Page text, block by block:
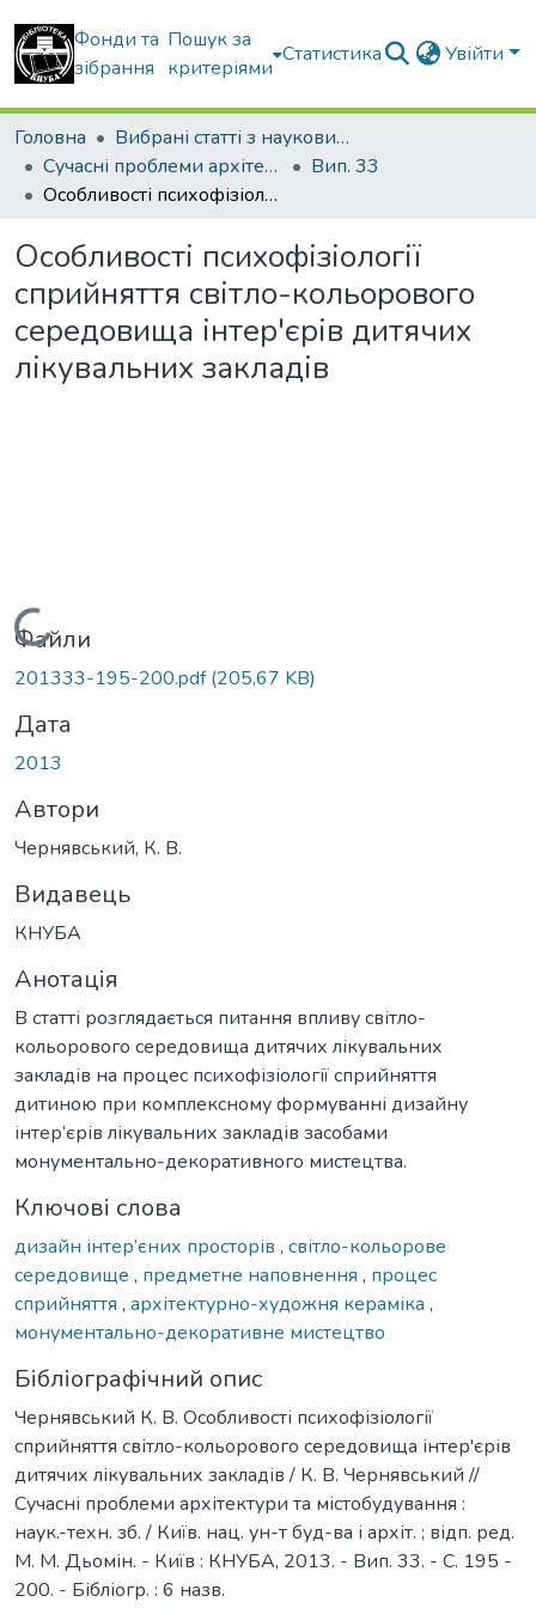
Фонди та
зібрання
Пошук за
критеріями
Статистика Увійти
Головна
Вибрані статті з наукових збірників КНУБА
Сучасні проблеми архітектури та містобудування
Вип. 33
Особливості психофізіології сприйняття світло-кольорового середовища інтер'єрів дитячих лікувальних закладів
Особливості психофізіології
сприйняття світло-кольорового
середовища інтер'єрів дитячих
лікувальних закладів
Вантажиться...
Файли
201333-195-200.pdf(205,67 KB)
Дата
2013
Автори
Чернявський, К. В.
Видавець
КНУБА
Анотація
В статті розглядається питання впливу світло-
кольорового середовища дитячих лікувальних
закладів на процес психофізіології сприйняття
дитиною при комплексному формуванні дизайну
інтер’єрів лікувальних закладів засобами
монументально-декоративного мистецтва.
Ключові слова
дизайн інтер’єних просторів , світло-кольорове
середовище , предметне наповнення , процес
сприйняття , архітектурно-художня кераміка ,
монументально-декоративне мистецтво
Бібліографічний опис
Чернявський К. В. Особливості психофізіології
сприйняття світло-кольорового середовища інтер'єрів
дитячих лікувальних закладів / К. В. Чернявський //
Сучасні проблеми архітектури та містобудування :
наук.-техн. зб. / Київ. нац. ун-т буд-ва і архіт. ; відп. ред.
М. М. Дьомін. - Київ : КНУБА, 2013. - Вип. 33. - С. 195 -
200. - Бібліогр. : 6 назв.